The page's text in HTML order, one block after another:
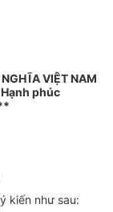
VIỆT NAM
phúc
kiến như sau: